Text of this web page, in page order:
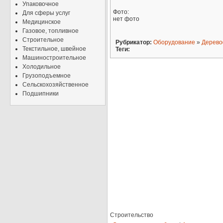
Упаковочное
Для сферы услуг
Медицинское
Газовое, топливное
Строительное
Текстильное, швейное
Машиностроительное
Холодильное
Грузоподъемное
Сельскохозяйственное
Подшипники
Фото:
нет фото
Рубрикатор: Оборудование »
Теги:
Строительство